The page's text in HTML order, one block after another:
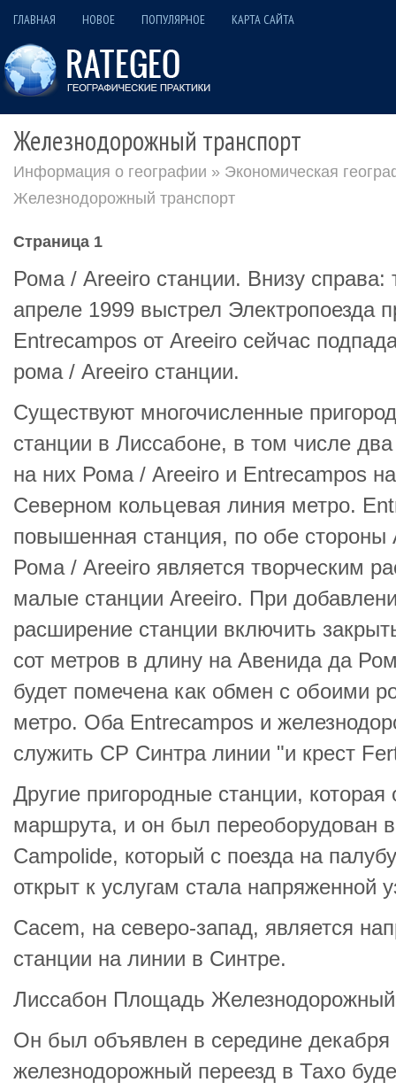
ГЛАВНАЯ НОВОЕ ПОПУЛЯРНОЕ КАРТА САЙТА
Железнодорожный транспорт
Информация о географии » Экономическая
Железнодорожный транспорт
Страница 1
Рома / Areeiro станции. Внизу справа:
апреле 1999 выстрел Электропоезда
Entrecampos от Areeiro сейчас
рома / Areeiro станции.
Существуют многочисленные
станции в Лиссабоне, в том числе
на них Рома / Areeiro и Entrecampos
Северном кольцевая линия метро.
повышенная станция, по обе
Рома / Areeiro является творческим
малые станции Areeiro. При
расширение станции включить
сот метров в длину на Авенида да
будет помечена как обмен с обоими
метро. Оба Entrecampos и
служить CP Синтра линии "и крест
Другие пригородные станции,
маршрута, и он был переоборудован
Campolide, который с поезда на
открыт к услугам стала напряженной
Cacem, на северо-запад, является
станции на линии в Синтре.
Лиссабон Площадь
Он был объявлен в середине декабря
железнодорожный переезд в Тахо